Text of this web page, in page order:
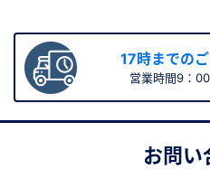
17時までの
営業時間9：
お問い